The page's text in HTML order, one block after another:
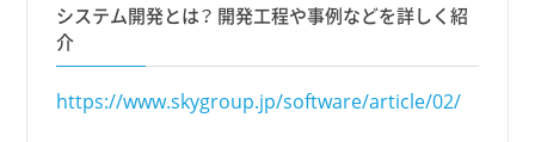
システム開発とは？ 開発工程や事例などを詳しく紹
介
https://www.skygroup.jp/software/article/02/